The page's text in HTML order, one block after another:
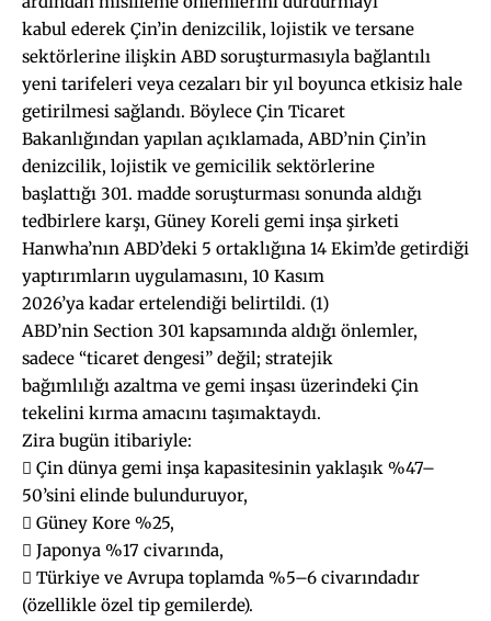
kabul ederek Çin’in denizcilik, lojistik ve tersane
sektörlerine ilişkin ABD soruşturmasıyla bağlantılı
yeni tarifeleri veya cezaları bir yıl boyunca etkisiz hale
getirilmesi sağlandı. Böylece Çin Ticaret
Bakanlığından yapılan açıklamada, ABD’nin Çin’in
denizcilik, lojistik ve gemicilik sektörlerine
başlattığı 301. madde soruşturması sonunda aldığı
tedbirlere karşı, Güney Koreli gemi inşa şirketi
Hanwha’nın ABD’deki 5 ortaklığına 14 Ekim’de getirdiği
yaptırımların uygulamasını, 10 Kasım
2026’ya kadar ertelendiği belirtildi. (1)
ABD’nin Section 301 kapsamında aldığı önlemler,
sadece “ticaret dengesi” değil; stratejik
bağımlılığı azaltma ve gemi inşası üzerindeki Çin
tekelini kırma amacını taşımaktaydı.
Zira bugün itibariyle:
 Çin dünya gemi inşa kapasitesinin yaklaşık %47–
50’sini elinde bulunduruyor,
 Güney Kore %25,
 Japonya %17 civarında,
 Türkiye ve Avrupa toplamda %5–6 civarındadır
(özellikle özel tip gemilerde).